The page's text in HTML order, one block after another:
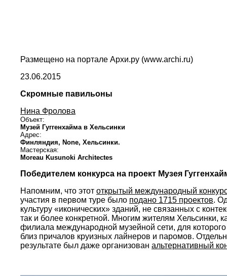
Размещено на портале Архи.ру (www.archi.ru)
23.06.2015
Скромные павильоны
Нина Фролова
Объект:
Музей Гуггенхайма в Хельсинки
Адрес:
Финляндия, None, Хельсинки.
Мастерская:
Moreau Kusunoki Architectes
Победителем конкурса на проект Музея
Напомним, что этот открытый международный
участия в первом туре было подано 1715 проектов.
культуру «иконических» зданий, не связанных с
так и более конкретной. Многим жителям Хельсинки,
филиала международной музейной сети, для
близ причалов круизных лайнеров и паромов.
результате был даже организован альтернативный